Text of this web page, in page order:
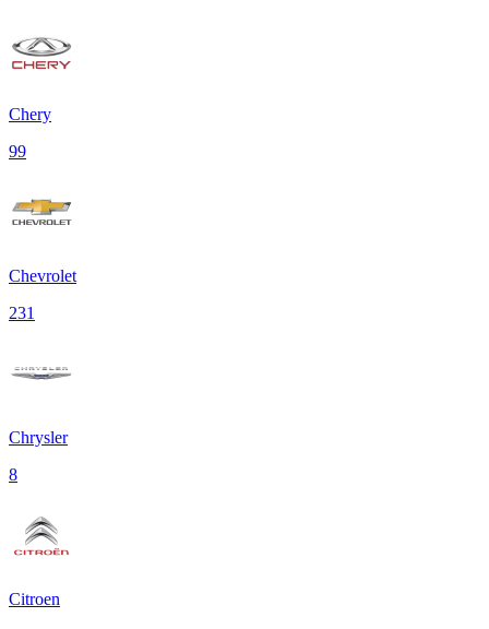
Chery
99
Chevrolet
231
Chrysler
8
Citroen